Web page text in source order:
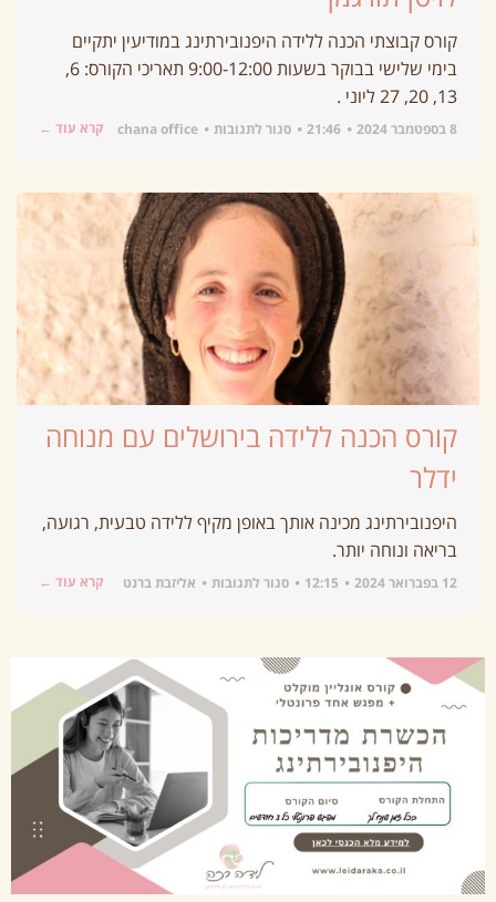
קורס קבוצתי הכנה ללידה היפנובירתינג במודיעין יתקיים
בימי שלישי בבוקר בשעות 9:00-12:00 תאריכי הקורס: 6,
13, 20, 27 ליוני .
8 בספטמבר 2024 21:46 סגור לתגובות chana office קרא עוד ←
קורס הכנה ללידה בירושלים עם מנוחה
ידלר
היפנובירתינג מכינה אותך באופן מקיף ללידה טבעית, רגועה,
בריאה ונוחה יותר.
12 בפברואר 2024 12:15 סגור לתגובות אליזבת ברנט קרא עוד ←